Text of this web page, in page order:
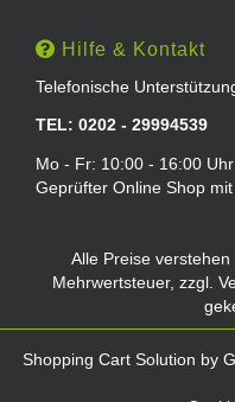
Hilfe & Kontakt
Telefonische
TEL: 0202 - 29994539
Mo - Fr: 10:00 - 16:00 Uhr
Geprüfter Online Shop
Alle Preise
Mehrwertsteuer, zzgl.
Shopping Cart Solution by